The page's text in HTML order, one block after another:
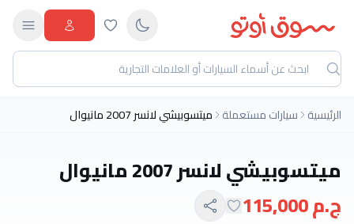
الرئيسية سيارات مستعملة ميتسوبيشي لانسر 2007 مانيوال
ميتسوبيشي لانسر 2007 مانيوال
ج.م 115,000